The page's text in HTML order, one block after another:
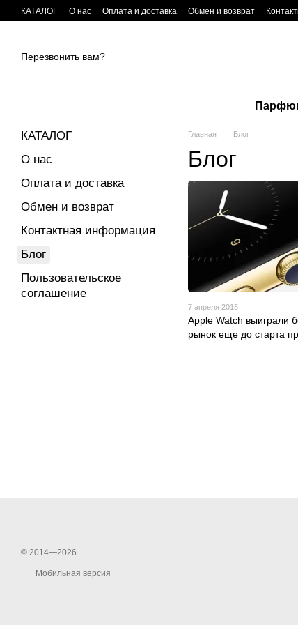
Перейти к основному контенту
КАТАЛОГ О нас Оплата и доставка Обмен и возврат
Перезвонить вам?
Главная Блог
Блог
7 апреля 2015
Apple Watch выиграли
рынок еще до старта
КАТАЛОГ
О нас
Оплата и доставка
Обмен и возврат
Контактная информация
Блог
Пользовательское
соглашение
© 2014—2026
Мобильная версия